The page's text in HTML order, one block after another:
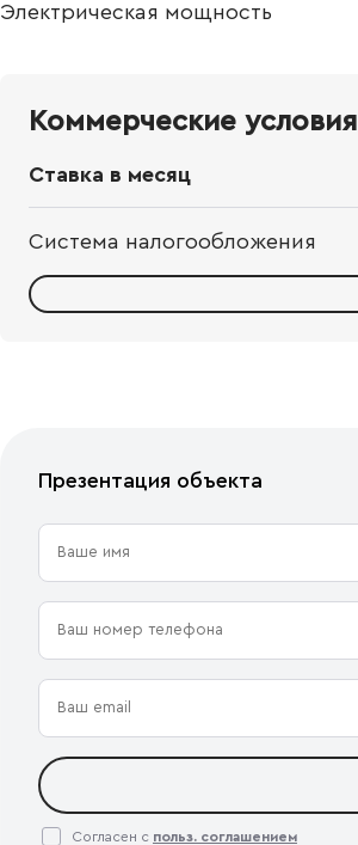
Электрическая мощность
Коммерческие условия
Ставка в месяц
Система налогообложения
Презентация объекта
Согласен с польз. соглашением